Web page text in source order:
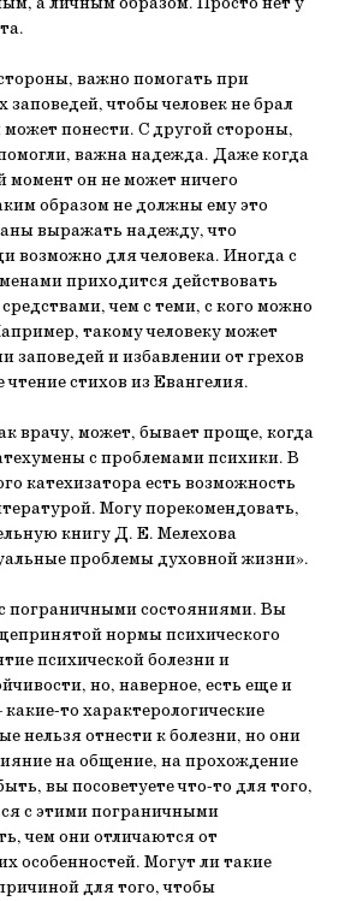
важно помогать при
заповедей, чтобы человек не брал
понести. С другой стороны,
важна надежда. Даже когда
момент он не может ничего
образом не должны ему это
выражать надежду, что
возможно для человека. Иногда с
приходится действовать
чем с теми, с кого можно
такому человеку может
заповедей и избавлении от грехов
чтение стихов из Евангелия.
врачу, может, бывает проще, когда
с проблемами психики. В
катехизатора есть возможность
Могу порекомендовать,
книгу Д. Е. Мелехова
проблемы духовной жизни».
пограничными состояниями. Вы
нормы психического
психической болезни и
но, наверное, есть еще и
то характерологические
нельзя отнести к болезни, но они
на общение, на прохождение
вы посоветуете что-то для того,
с этими пограничными
чем они отличаются от
особенностей. Могут ли такие
для того, чтобы